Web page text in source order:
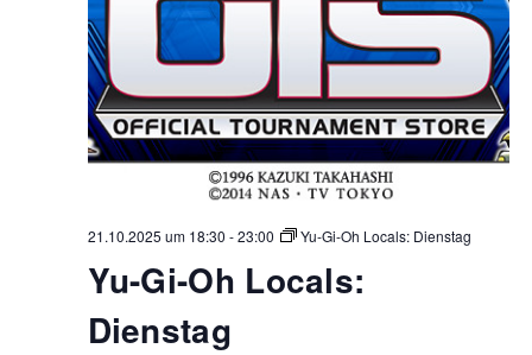
21.10.2025 um 18:30 -23:00 Yu-Gi-Oh Locals: Dienstag
Yu-Gi-Oh Locals:
Dienstag